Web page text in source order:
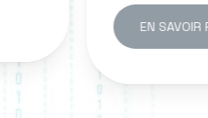
EN SAVOIR PLUS